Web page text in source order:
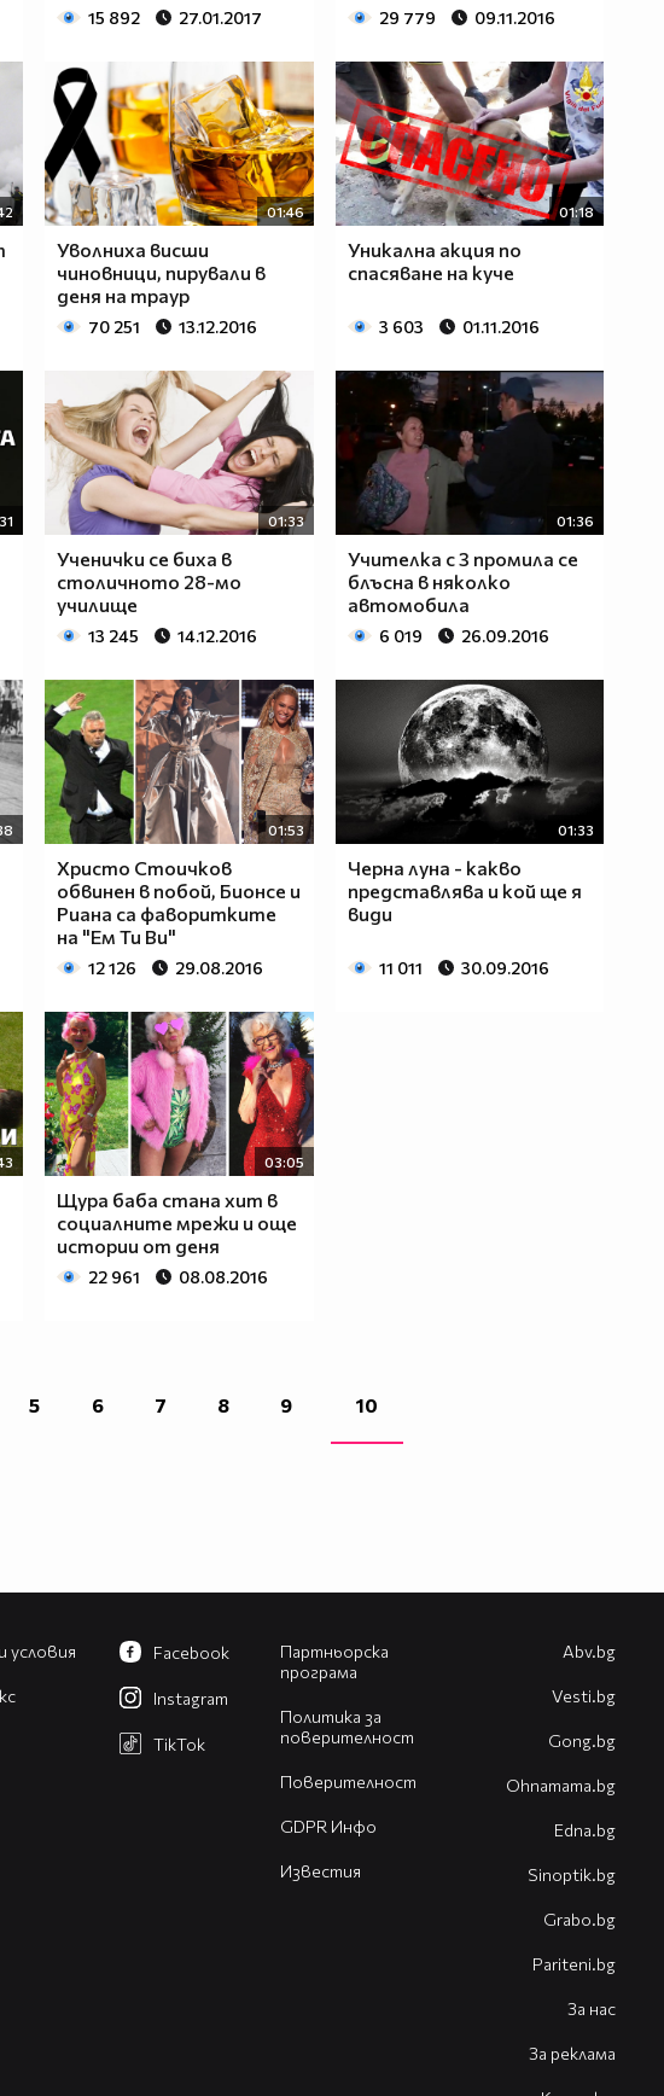
15 892 27.01.2017 29 779 09.11.2016
01:46
Уволниха висши
чиновници, пирували в
деня на траур
70 251 13.12.2016
01:18
Уникална акция по
спасяване на куче
3 603 01.11.2016
01:33
Ученички се биха в
столичното 28-мо
училище
13 245 14.12.2016
01:36
Учителка с 3 промила се
блъсна в няколко
автомобила
6 019 26.09.2016
01:53
Христo Стоичков
обвинен в побой, Бионсе и
Риана са фаворитките
на "Ем Ти Ви"
12 126 29.08.2016
01:33
Черна луна - какво
представлява и кой ще я
види
11 011 30.09.2016
03:05
Щура баба стана хит в
социалните мрежи и още
истории от деня
22 961 08.08.2016
5 6 7 8 9 10
условия
Партньорска
програма
Политика за
поверителност
Поверителност
GDPR Инфо
Известия
Facebook
Instagram
TikTok
Abv.bg
Vesti.bg
Gong.bg
Оhnamama.bg
Edna.bg
Sinoptik.bg
Grabo.bg
Pariteni.bg
За нас
За реклама